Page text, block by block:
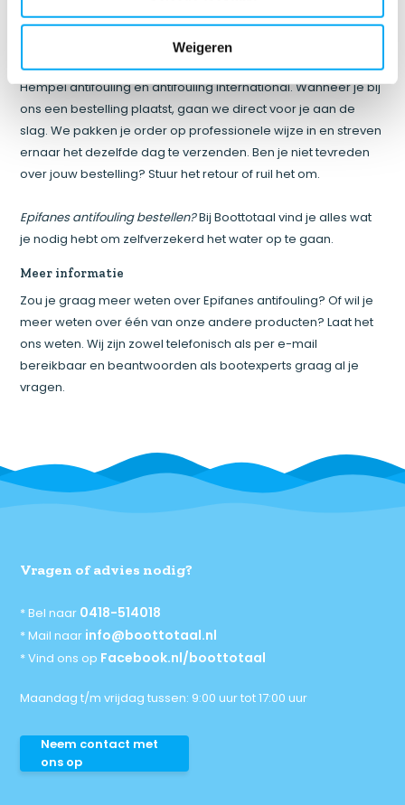
Weigeren
Antifouling Epifanes kopen?Je doet het in onze webshop.
Naast Epifanes anti fouling vind je in onze online winkel tevens
antifouling van andere gerenommeerde merken, zoals
Hempel antifouling en antifouling International. Wanneer je bij
ons een bestelling plaatst, gaan we direct voor je aan de
slag. We pakken je order op professionele wijze in en streven
ernaar het dezelfde dag te verzenden. Ben je niet tevreden
over jouw bestelling? Stuur het retour of ruil het om.
Epifanes antifouling bestellen?Bij Boottotaal vind je alles wat
je nodig hebt om zelfverzekerd het water op te gaan.
Meer informatie
Zou je graag meer weten over Epifanes antifouling? Of wil je
meer weten over één van onze andere producten? Laat het
ons weten. Wij zijn zowel telefonisch als per e-mail
bereikbaar en beantwoorden als bootexperts graag al je
vragen.
Vragen of advies nodig?
* Bel naar 0418-514018
* Mail naar info@boottotaal.nl
* Vind ons op Facebook.nl/boottotaal
Maandag t/m vrijdag tussen: 9:00 uur tot 17:00 uur
Neem contact met
ons op